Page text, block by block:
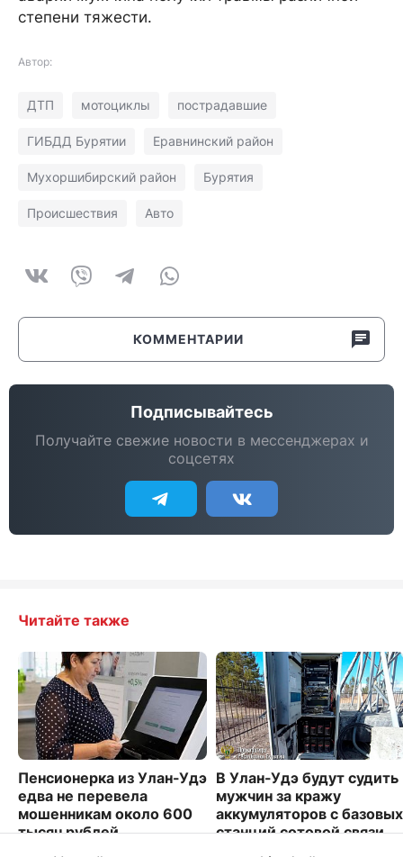
степени тяжести.
Автор:
ДТП мотоциклы пострадавшие
ГИБДД Бурятии Еравнинский район
Мухоршибирский район Бурятия
Происшествия Авто
КОММЕНТАРИИ
Подписывайтесь
Получайте свежие новости в мессенджерах и
соцсетях
Читайте также
Пенсионерка из Улан-Удэ
едва не перевела
мошенникам около 600
тысяч рублей
В Улан-Удэ будут судить
мужчин за кражу
аккумуляторов с базовых
станций сотовой связи